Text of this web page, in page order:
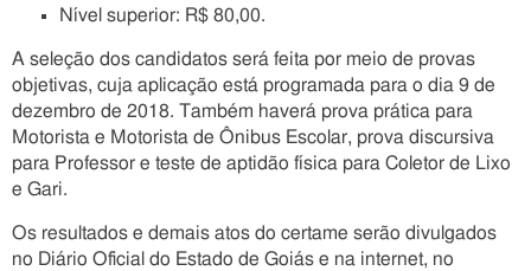
Nível superior: R$ 80,00.
A seleção dos candidatos será feita por meio de provas
objetivas, cuja aplicação está programada para o dia 9 de
dezembro de 2018. Também haverá prova prática para
Motorista e Motorista de Ônibus Escolar, prova discursiva
para Professor e teste de aptidão física para Coletor de Lixo
e Gari.
Os resultados e demais atos do certame serão divulgados
no Diário Oficial do Estado de Goiás e na internet, no